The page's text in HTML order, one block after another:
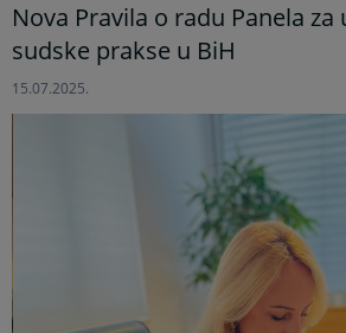
Nova Pravila o radu Panela za
sudske prakse u BiH
15.07.2025.